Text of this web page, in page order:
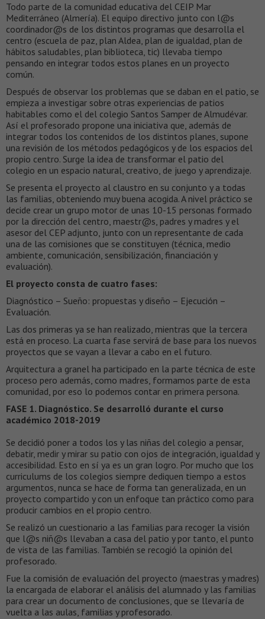
Todo parte de la comunidad educativa del CEIP Mar
Mediterráneo (Almería). El equipo directivo junto con l@s
coordinador@s de los distintos programas que desarrolla el
centro (escuela de paz, plan Aldea, plan de igualdad, plan de
hábitos saludables, plan biblioteca, tic) llevaba tiempo
pensando en integrar todos estos planes en un proyecto
común.
Después de observar los problemas que se daban en el patio, se
empieza a investigar sobre otras experiencias de patios
habitables como el del colegio Santos Samper de Almudévar.
Así el profesorado propone una iniciativa que, además de
integrar todos los contenidos de los distintos planes, supone
una revisión de los métodos pedagógicos y de los espacios del
propio centro. Surge la idea de transformar el patio del
colegio en un espacio natural, creativo, de juego y aprendizaje.
Se presenta el proyecto al claustro en su conjunto y a todas
las familias, obteniendo muy buena acogida. A nivel práctico se
decide crear un grupo motor de unas 10-15 personas formado
por la dirección del centro, maestr@s, padres y madres y el
asesor del CEP adjunto, junto con un representante de cada
una de las comisiones que se constituyen (técnica, medio
ambiente, comunicación, sensibilización, financiación y
evaluación).
El proyecto consta de cuatro fases:
Diagnóstico – Sueño: propuestas y diseño – Ejecución –
Evaluación.
Las dos primeras ya se han realizado, mientras que la tercera
está en proceso. La cuarta fase servirá de base para los nuevos
proyectos que se vayan a llevar a cabo en el futuro.
Arquitectura a granel ha participado en la parte técnica de este
proceso pero además, como madres, formamos parte de esta
comunidad, por eso lo podemos contar en primera persona.
FASE 1. Diagnóstico. Se desarrolló durante el curso
académico 2018-2019
Se decidió poner a todos los y las niñas del colegio a pensar,
debatir, medir y mirar su patio con ojos de integración, igualdad y
accesibilidad. Esto en sí ya es un gran logro. Por mucho que los
curriculums de los colegios siempre dediquen tiempo a estos
argumentos, nunca se hace de forma tan generalizada, en un
proyecto compartido y con un enfoque tan práctico como para
producir cambios en el propio centro.
Se realizó un cuestionario a las familias para recoger la visión
que l@s niñ@s llevaban a casa del patio y por tanto, el punto
de vista de las familias. También se recogió la opinión del
profesorado.
Fue la comisión de evaluación del proyecto (maestras y madres)
la encargada de elaborar el análisis del alumnado y las familias
para crear un documento de conclusiones, que se llevaría de
vuelta a las aulas, familias y profesorado.